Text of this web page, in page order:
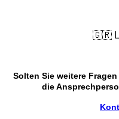
🇬🇷
Solten Sie weitere
die